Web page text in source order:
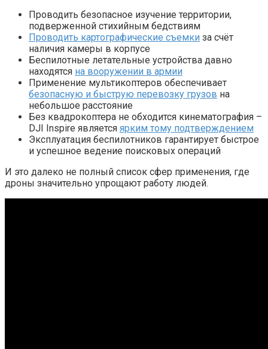
Проводить безопасное изучение территории,
подверженной стихийным бедствиям
Проводить картографические съемки за счёт
наличия камеры в корпусе
Беспилотные летательные устройства давно
находятся на вооружении в армии
Применение мультикоптеров обеспечивает
безопасную и быструю перевозку грузов на
небольшое расстояние
Без квадрокоптера не обходится кинематография –
DJI Inspire является ярким тому подтверждением
Эксплуатация беспилотников гарантирует быстрое
и успешное ведение поисковых операций
И это далеко не полный список сфер применения, где
дроны значительно упрощают работу людей.